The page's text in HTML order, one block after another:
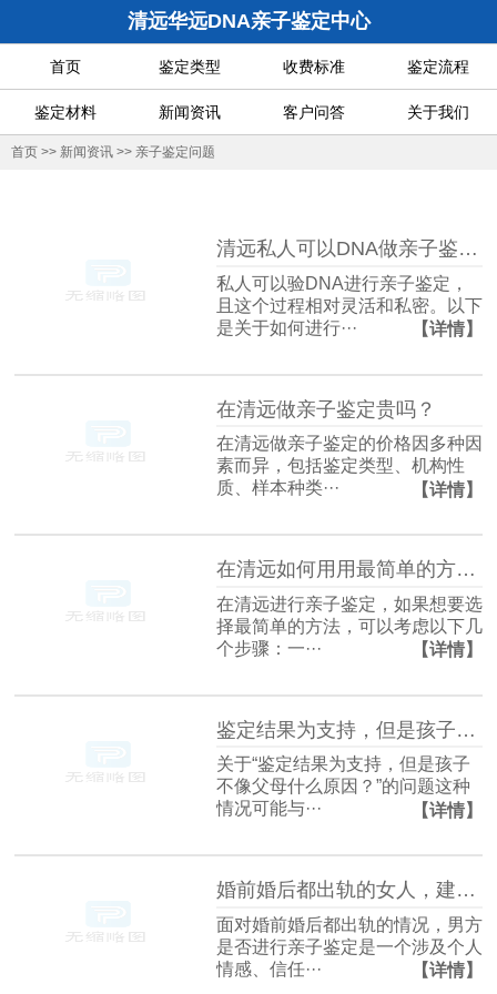
清远华远DNA亲子鉴定中心
首页 鉴定类型 收费标准 鉴定流程
鉴定材料 新闻资讯 客户问答 关于我们
首页 >> 新闻资讯 >> 亲子鉴定问题
清远私人可以DNA做亲子鉴定如何验吗?能的话要去什么地方做呢？
私人可以验DNA进行亲子鉴定，
且这个过程相对灵活和私密。以下
是关于如何进行···
【详情】
在清远做亲子鉴定贵吗？
在清远做亲子鉴定的价格因多种因
素而异，包括鉴定类型、机构性
质、样本种类···
【详情】
在清远如何用用最简单的方法做亲子鉴定?
在清远进行亲子鉴定，如果想要选
择最简单的方法，可以考虑以下几
个步骤：一···
【详情】
鉴定结果为支持，但是孩子不像父母什么原因？
关于“鉴定结果为支持，但是孩子
不像父母什么原因？”的问题这种
情况可能与···
【详情】
婚前婚后都出轨的女人，建议男方做亲子鉴定吗?
面对婚前婚后都出轨的情况，男方
是否进行亲子鉴定是一个涉及个人
情感、信任···
【详情】